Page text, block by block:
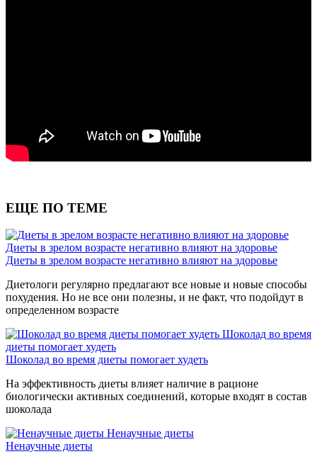
ЕЩЕ ПО ТЕМЕ
Диеты в зрелом возрасте негативно влияют на здоровье
Диеты в зрелом возрасте негативно влияют на здоровье
Диетологи регулярно предлагают все новые и новые способы
похудения. Но не все они полезны, и не факт, что подойдут в
определенном возрасте
Шоколад во время
диеты помогает худеть
Шоколад во время диеты помогает худеть
На эффективность диеты влияет наличие в рационе
биологически активных соединений, которые входят в состав
шоколада
Ненаучные диеты
Ненаучные диеты